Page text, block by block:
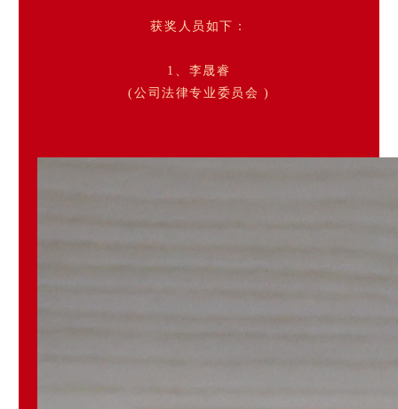
获奖人员如下：
1、李晟睿
(公司法律专业委员会 )